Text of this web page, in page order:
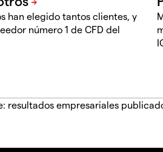
han elegido tantos clientes, y
número 1 de CFD del
resultados empresariales